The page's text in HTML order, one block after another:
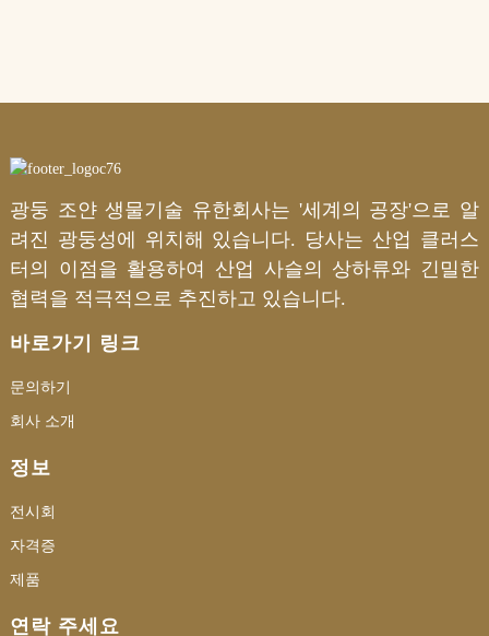
광둥 조얀 생물기술 유한회사는 '세계의 공장'으로 알
려진 광둥성에 위치해 있습니다. 당사는 산업 클러스
터의 이점을 활용하여 산업 사슬의 상하류와 긴밀한
협력을 적극적으로 추진하고 있습니다.
바로가기 링크
문의하기
회사 소개
정보
전시회
자격증
제품
연락 주세요